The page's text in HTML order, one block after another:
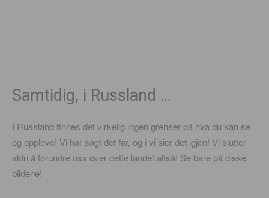
Samtidig, i Russland …
I Russland finnes det virkelig ingen grenser på hva du kan se
og oppleve! Vi har sagt det før, og i vi sier det igjen! Vi slutter
aldri å forundre oss over dette landet altså! Se bare på disse
bildene!